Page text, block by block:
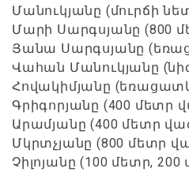
Մանուկյանը (մուրճի
Մարի Սարգսյանը (800
Յանա Սարգսյանը
Վահան Մանուկյանը
Հովակիմյանը
Գրիգորյանը (400 մետր
Արամյանը (400 մետր
Մկրտչյանը (800 մետր
Չիլոյանը (100 մետր,